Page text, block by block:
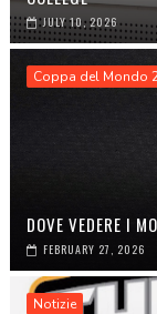
JULY 10, 2026
Coppa del Mondo
DOVE VEDERE I
FEBRUARY 27, 2026
Notizie